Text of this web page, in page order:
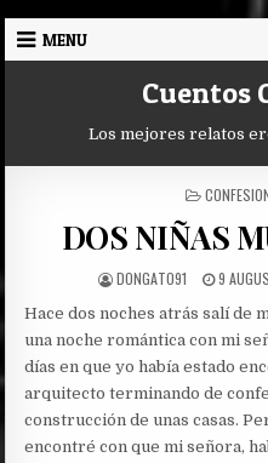
Skip
MENU
Cuentos
Los mejores relatos
POSTED
DOS NIÑAS
AUTHOR:
DONGATO91 9
Hace dos noches atrás salí de
una noche romántica con mi
días en que yo había estado
arquitecto terminando de
construcción de unas casas.
encontré con que mi señora,